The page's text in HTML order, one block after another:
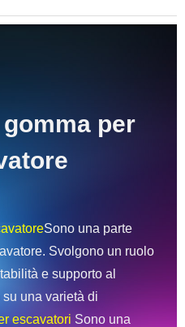
per
Sono una parte
Svolgono un ruolo
e supporto al
una varietà di
escavatori Sono una